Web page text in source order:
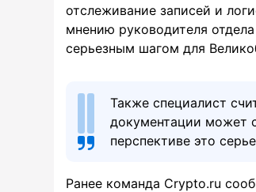
отслеживание записей и
мнению руководителя
серьезным шагом для
Также специалист
документации может
перспективе это
Ранее команда Crypto.ru